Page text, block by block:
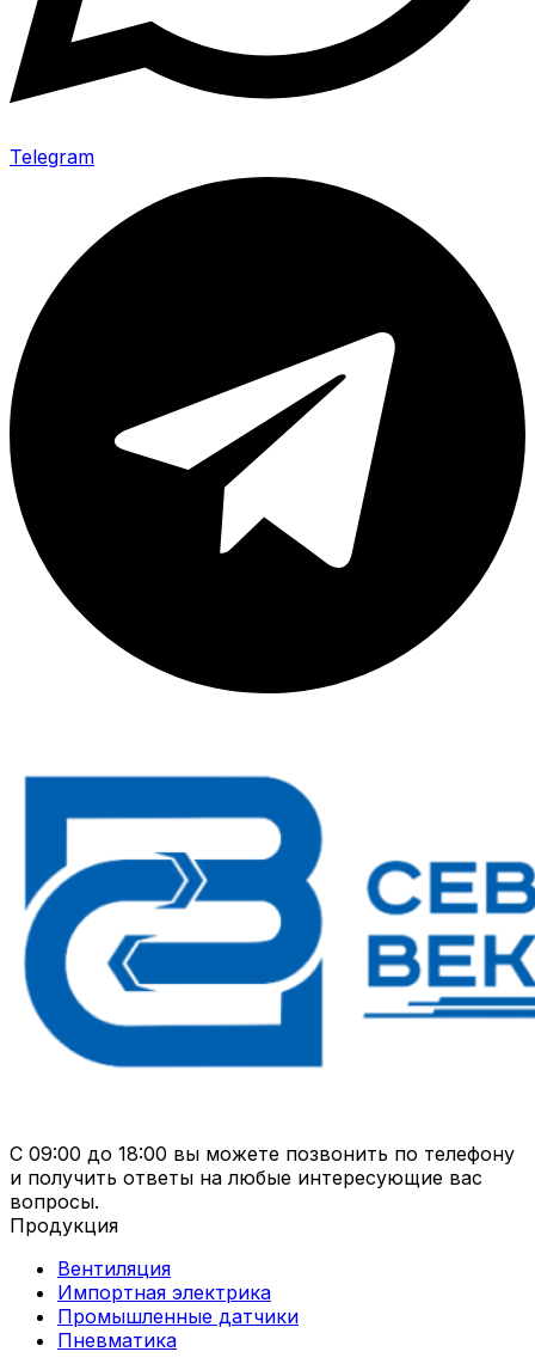
Telegram
С 09:00 до 18:00 вы можете позвонить по телефону
и получить ответы на любые интересующие вас
вопросы.
Продукция
Вентиляция
Импортная электрика
Промышленные датчики
Пневматика